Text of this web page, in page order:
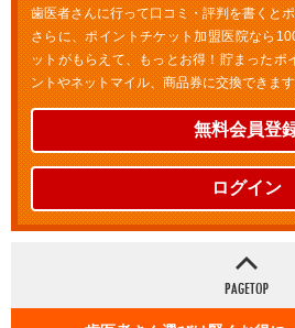
歯医者さんに行って口コミ・評判を書くと
さらに、ポイントチケット加盟医院なら
ットがもらえて、もっとお得！貯まったポ
ントやネットマイル、商品券に交換できま
無料会員登
ログイン